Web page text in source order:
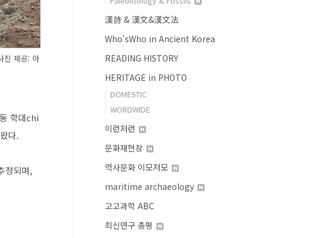
진 제공: 아
학대chi
다.
정되며,
漢詩 & 漢文&漢文法
Who'sWho in Ancient Korea
READING HISTORY
HERITAGE in PHOTO
DOMESTIC
WORDWIDE
이런저런
문화재현장
역사문화 이모저모
maritime archaeology
고고과학 ABC
최신연구 총평